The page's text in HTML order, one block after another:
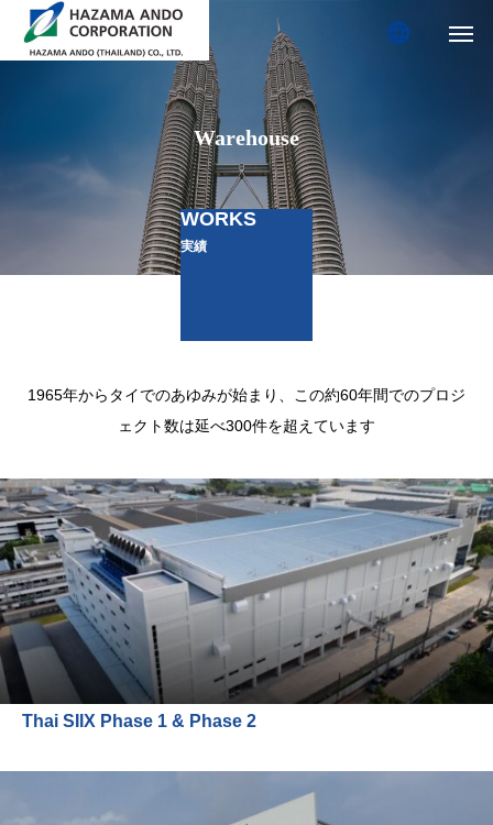
language
Warehouse
WORKS
実績
1965年からタイでのあゆみが始まり、この約60年間でのプロジ
ェクト数は延べ300件を超えています
Thai SIIX Phase 1 & Phase 2